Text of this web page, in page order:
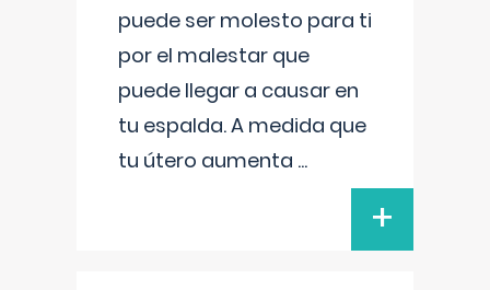
puede ser molesto para ti
por el malestar que
puede llegar a causar en
tu espalda. A medida que
tu útero aumenta ...
+